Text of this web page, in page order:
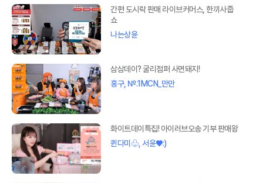
간편 도시락 판매 라이브커머스, 한끼사줍
쇼
나는상윤
삼삼데이? 굴리점퍼 사면돼지!
홍구, №.1MCN_만만
화이트데이특집! 아이러브오송 기부 판매왕
퀸다미♧, 서윤♥:)